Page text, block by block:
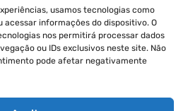
usamos tecnologias como
acessar informações do dispositivo. O
nos permitirá processar dados
ou IDs exclusivos neste site. Não
pode afetar negativamente
De
Entre O
E O
S26 Ultra
DIGITAL
Carrossel No